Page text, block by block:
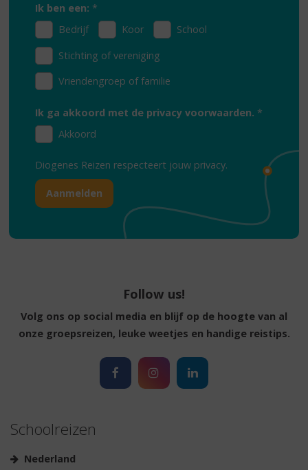
Ik ben een: *
Bedrijf
Koor
School
Stichting of vereniging
Vriendengroep of familie
Ik ga akkoord met de privacy voorwaarden. *
Akkoord
Diogenes Reizen respecteert jouw privacy.
Follow us!
Volg ons op social media en blijf op de hoogte van al
onze groepsreizen, leuke weetjes en handige reistips.
Schoolreizen
Nederland